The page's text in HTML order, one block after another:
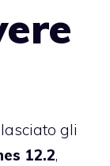
gli
12.2,